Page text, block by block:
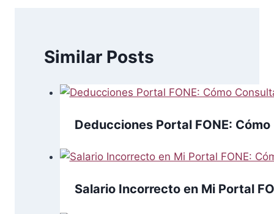
Similar Posts
Deducciones Portal FONE:
Salario Incorrecto en Mi Portal